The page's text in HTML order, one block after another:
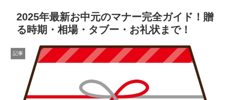
2025年最新お中元のマナー完全ガイド！贈
る時期・相場・タブー・お礼状まで！
記事